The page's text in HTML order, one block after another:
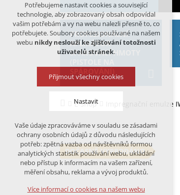
PROFESIONÁLNÍ
APLIKÁTOR
SPÁROVACÍ HMOTY
E-shop Impregnační emulze
DOČASNĚ VYPRODÁNO
Potřebujeme nastavit cookies a související
technologie, aby zobrazovaný obsah odpovídal
vašim potřebám a vy na webu nalezli přesně to, co
potřebujete. Soubory cookies používané na našem
webu nikdy neslouží ke zjišťování totožnosti
uživatelů stránek.
Přijmout všechny cookies
Nastavit
Technická cookies
nutná pro provozování webu
udržení kontextu stránek (session):
případná přihlášení, volby jazyka,
apod.
Vaše údaje zpracováváme v souladu se zásadami
ochrany osobních údajů z důvodu následujících
potřeb: zpětná vazba od návštěvníků formou
analytických statistik používání webu, ukládání
nebo přístup k informacím na vašem zařízení,
měření obsahu, reklama a vývoj produktů.
Více informací o cookies na našem webu